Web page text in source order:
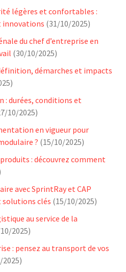
légères et confortables :
innovations (31/10/2025)
du chef d’entreprise en
(30/10/2025)
démarches et impacts
: durées, conditions et
10/2025)
en vigueur pour
? (15/10/2025)
: découvrez comment
avec SprintRay et CAP
solutions clés (15/10/2025)
au service de la
2025)
: pensez au transport de vos